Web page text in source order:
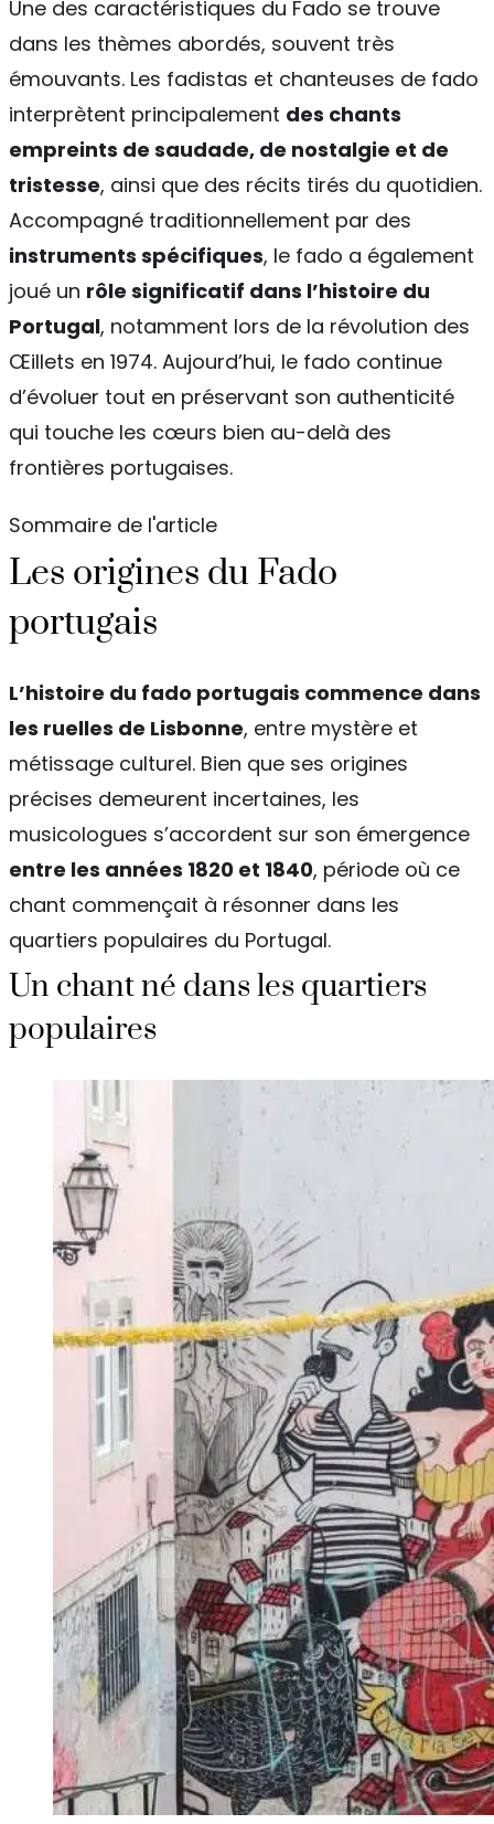
Une des caractéristiques du Fado se trouve
dans les thèmes abordés, souvent très
émouvants. Les fadistas et chanteuses de fado
interprètent principalement des chants
empreints de saudade, de nostalgie et de
tristesse, ainsi que des récits tirés du quotidien.
Accompagné traditionnellement par des
instruments spécifiques, le fado a également
joué un rôle significatif dans l’histoire du
Portugal, notamment lors de la révolution des
Œillets en 1974. Aujourd’hui, le fado continue
d’évoluer tout en préservant son authenticité
qui touche les cœurs bien au-delà des
frontières portugaises.
Sommaire de l'article
Les origines du Fado
portugais
L’histoire du fado portugais commence dans
les ruelles de Lisbonne, entre mystère et
métissage culturel. Bien que ses origines
précises demeurent incertaines, les
musicologues s’accordent sur son émergence
entre les années 1820 et 1840, période où ce
chant commençait à résonner dans les
quartiers populaires du Portugal.
Un chant né dans les quartiers
populaires